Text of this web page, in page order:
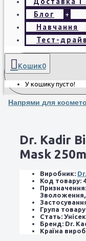
Блог +
Навчання
Тест-драйв
Кошик0
У кошику пусто!
Напрями для
Dr. Kadir
Mask
Виробник:
Код товару:
Призначення:
Зволоження,
Група
Стать:
Бренд: Dr.
Країна